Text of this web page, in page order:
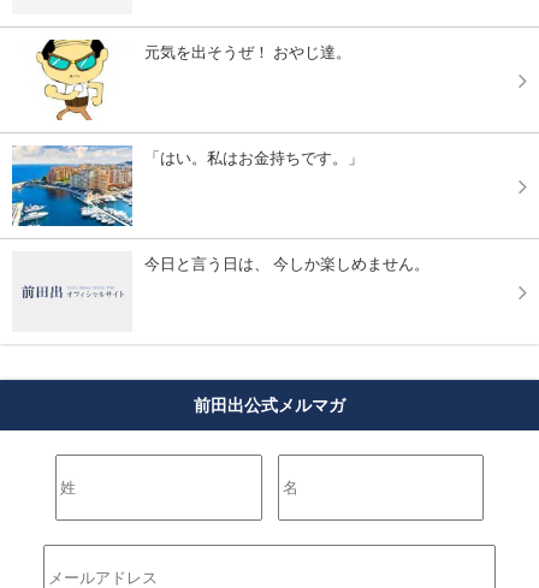
元気を出そうぜ！ おやじ達。
「はい。私はお金持ちです。」
今日と言う日は、 今しか楽しめません。
前田出公式メルマガ